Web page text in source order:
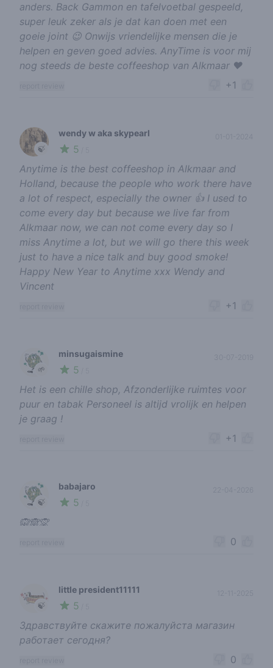
anders. Back Gammon en tafelvoetbal gespeeld,
super leuk zeker als je dat kan doen met een
goeie joint 😉 Onwijs vriendelijke mensen die je
helpen en geven goed advies. AnyTime is voor mij
nog steeds de beste coffeeshop van Alkmaar ❤️
+1
🍃
wendy w aka skypearl
5
Anytime is the best coffeeshop in Alkmaar and
Holland, because the people who work there have
a lot of respect, especially the owner 👍 I used to
come every day but because we live far from
Alkmaar now, we can not come every day so I
miss Anytime a lot, but we will go there this week
just to have a nice talk and buy good smoke!
Happy New Year to Anytime xxx Wendy and
Vincent
+1
🌱
minsugaismine
5
30-07-2019
Het is een chille shop, Afzonderlijke ruimtes voor
puur en tabak Personeel is altijd vrolijk en helpen
je graag !
+1
🍃
babajaro
5
🙉🙈🙊
0
🍃
little president11111
5
Здравствуйте скажите пожалуйста магазин
работает сегодня?
0